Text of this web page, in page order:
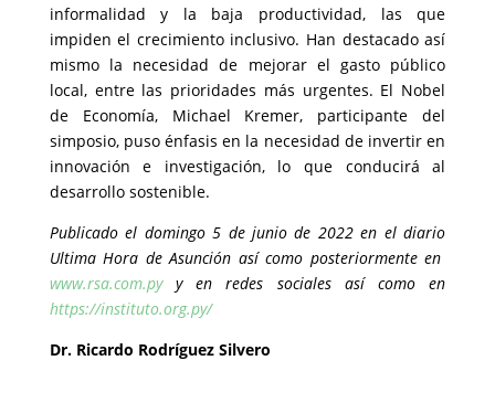
informalidad y la baja productividad, las que
impiden el crecimiento inclusivo. Han destacado así
mismo la necesidad de mejorar el gasto público
local, entre las prioridades más urgentes. El Nobel
de Economía, Michael Kremer, participante del
simposio, puso énfasis en la necesidad de invertir en
innovación e investigación, lo que conducirá al
desarrollo sostenible.
Publicado el domingo 5 de junio de 2022 en el diario
Ultima Hora de Asunción así como posteriormente en
www.rsa.com.pyy en redes sociales así como en
https://instituto.org.py/
Dr. Ricardo Rodríguez Silvero